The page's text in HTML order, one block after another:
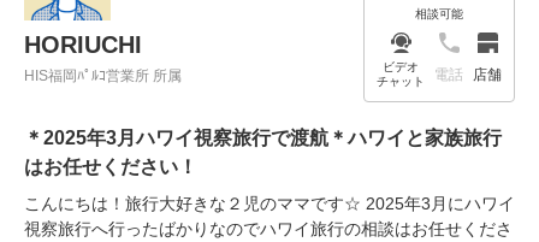
HORIUCHI
HIS福岡ﾊﾟﾙｺ営業所 所属
相談可能
ビデオ
チャット
電話 店舗
＊2025年3月ハワイ視察旅行で渡航＊ハワイと家族旅行
はお任せください！
こんにちは！旅行大好きな２児のママです☆ 2025年3月にハワイ
視察旅行へ行ったばかりなのでハワイ旅行の相談はお任せくださ